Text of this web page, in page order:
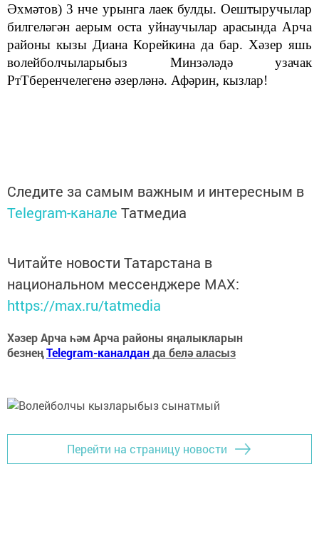
Әхмәтов) 3 нче урынга лаек булды. Оештыручылар
билгеләгән аерым оста уйнаучылар арасында Арча
районы кызы Диана Корейкина да бар. Хәзер яшь
волейболчыларыбыз Минзәләдә узачак
РтТберенчелегенә әзерләнә. Афәрин, кызлар!
Следите за самым важным и интересным в
Telegram-канале Татмедиа
Читайте новости Татарстана в
национальном мессенджере MАХ:
https://max.ru/tatmedia
Хәзер Арча һәм Арча районы яңалыкларын
безнеңTelegram-каналданда белә аласыз
Перейти на страницу новости